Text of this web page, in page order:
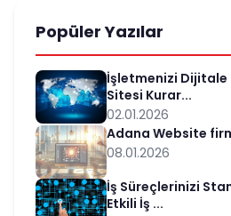
Popüler Yazılar
İşletmenizi Dijitale
Sitesi Kurar...
02.01.2026
Adana Website
08.01.2026
İş Süreçlerinizi
Etkili İş ...